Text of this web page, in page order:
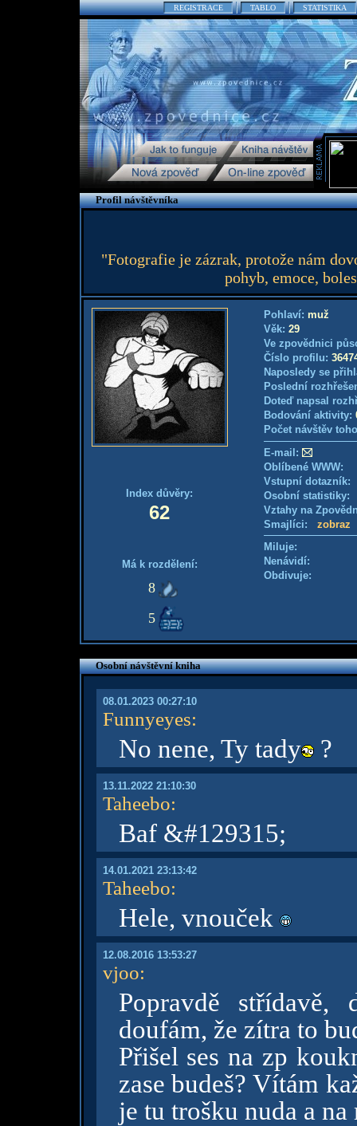
REGISTRACE TABLO STATISTIKA
Profil návštěvníka
"Fotografie je zázrak, protože nám
pohyb, emoce,
Index důvěry:
62
Má k rozdělení:
8
5
Pohlaví: muž
Věk: 29
Ve zpovědnici
Číslo profilu:
Naposledy se
Poslední
Doteď napsal
Bodování aktivity:
Počet návštěv
E-mail:
Oblíbené WWW:
Vstupní
Osobní
Vztahy na
Smajlíci: zobraz
Miluje:
Nenávidí:
Obdivuje:
Osobní návštěvní kniha
08.01.2023 00:27:10
Funnyeyes:
No nene, Ty tady ?
13.11.2022 21:10:30
Taheebo:
Baf &#129315;
14.01.2021 23:13:42
Taheebo:
Hele, vnouček
12.08.2016 13:53:27
vjoo:
Popravdě
doufám, že zítra to
Přišel ses na zp
zase budeš? Vítám
je tu trošku nuda a